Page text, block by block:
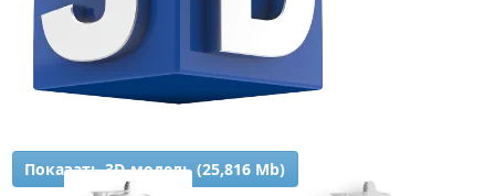
Показать 3D-модель (25,816 Mb)